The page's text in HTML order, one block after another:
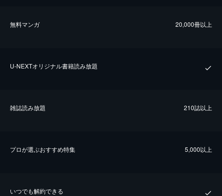
無料マンガ 20,000冊以上
U-NEXTオリジナル書籍読み放題
雑誌読み放題 210誌以上
プロが選ぶおすすめ特集 5,000以上
いつでも解約できる